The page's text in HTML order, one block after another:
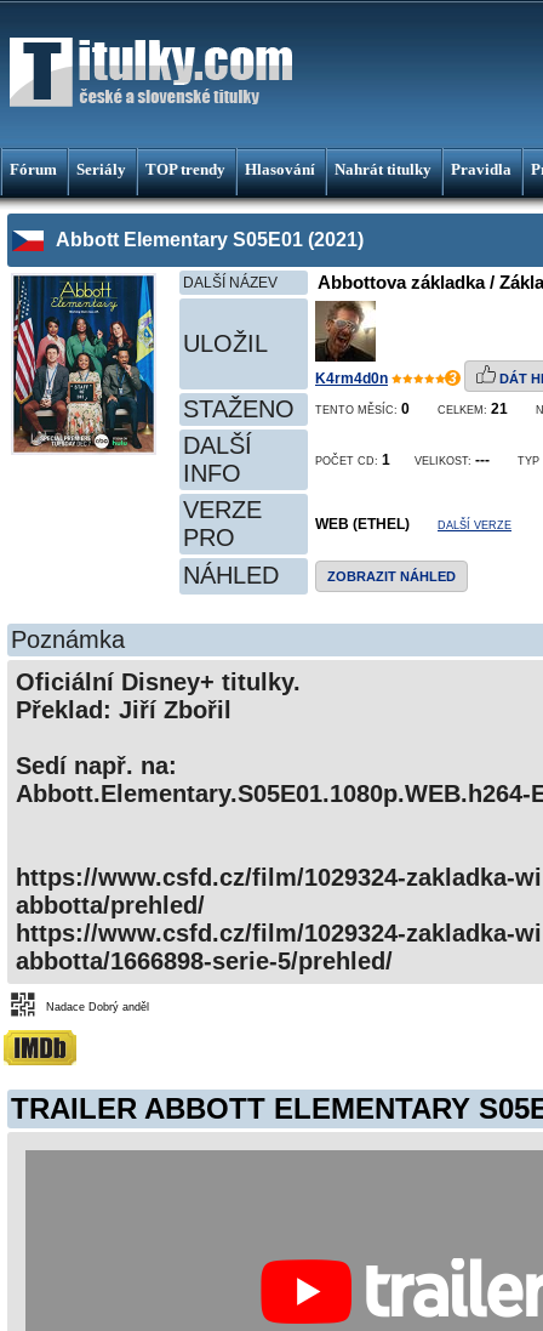
Fórum Seriály TOP trendy Hlasování Nahrát titulky Pravidla
Abbott Elementary S05E01 (2021)
DALŠÍ NÁZEV Abbottova základka /
ULOŽIL
K4rm4d0n 3 DÁT
STAŽENO TENTO MĚSÍC: 0 CELKEM: 21
DALŠÍ
INFO
POČET CD: 1 VELIKOST: --- TYP
VERZE
PRO
WEB (ETHEL) DALŠÍ VERZE
NÁHLED ZOBRAZIT NÁHLED
Poznámka
Oficiální Disney+ titulky.
Překlad: Jiří Zbořil
Sedí např. na:
Abbott.Elementary.S05E01.1080p.WEB.h264-
https://www.csfd.cz/film/1029324-zakladka-
abbotta/prehled/
https://www.csfd.cz/film/1029324-zakladka-
abbotta/1666898-serie-5/prehled/
Nadace Dobrý anděl
TRAILER ABBOTT ELEMENTARY